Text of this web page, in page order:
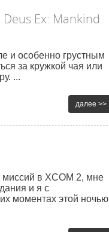
Ex: Mankind
и особенно грустным
за кружкой чая или
...
далее >>
миссий в XCOM 2, мне
и я с
моментах этой ночью